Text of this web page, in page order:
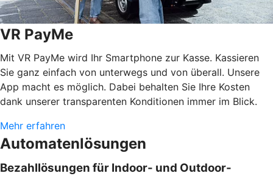
VR PayMe
Mit VR PayMe wird Ihr Smartphone zur Kasse. Kassieren
Sie ganz einfach von unterwegs und von überall. Unsere
App macht es möglich. Dabei behalten Sie Ihre Kosten
dank unserer transparenten Konditionen immer im Blick.
Mehr erfahren
Automatenlösungen
Bezahllösungen für Indoor- und Outdoor-